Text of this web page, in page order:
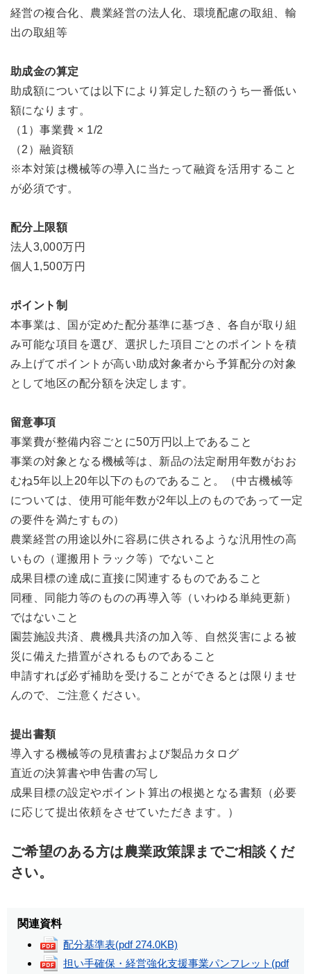
経営の複合化、農業経営の法人化、環境配慮の取組、輸
出の取組等
助成金の算定
助成額については以下により算定した額のうち一番低い
額になります。
（1）事業費 × 1/2
（2）融資額
※本対策は機械等の導入に当たって融資を活用すること
が必須です。
配分上限額
法人3,000万円
個人1,500万円
ポイント制
本事業は、国が定めた配分基準に基づき、各自が取り組
み可能な項目を選び、選択した項目ごとのポイントを積
み上げてポイントが高い助成対象者から予算配分の対象
として地区の配分額を決定します。
留意事項
事業費が整備内容ごとに50万円以上であること
事業の対象となる機械等は、新品の法定耐用年数がおお
むね5年以上20年以下のものであること。（中古機械等
については、使用可能年数が2年以上のものであって一定
の要件を満たすもの）
農業経営の用途以外に容易に供されるような汎用性の高
いもの（運搬用トラック等）でないこと
成果目標の達成に直接に関連するものであること
同種、同能力等のものの再導入等（いわゆる単純更新）
ではないこと
園芸施設共済、農機具共済の加入等、自然災害による被
災に備えた措置がされるものであること
申請すれば必ず補助を受けることができるとは限りませ
んので、ご注意ください。
提出書類
導入する機械等の見積書および製品カタログ
直近の決算書や申告書の写し
成果目標の設定やポイント算出の根拠となる書類（必要
に応じて提出依頼をさせていただきます。）
ご希望のある方は農業政策課までご相談くだ
さい。
関連資料
配分基準表(pdf 274.0KB)
担い手確保・経営強化支援事業パンフレット (pdf